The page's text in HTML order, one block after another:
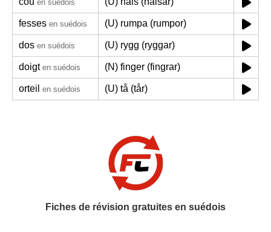
en suédois
fesses en suédois (U) rumpa (rumpor)
dos en suédois (U) rygg (ryggar)
doigt en suédois (N) finger (fingrar)
orteil en suédois (U) tå (tår)
Fiches de révision gratuites en suédois